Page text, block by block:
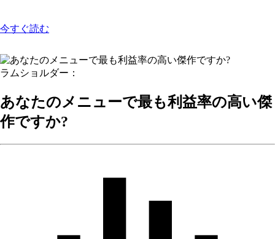
今すぐ読む
ラムショルダー：
あなたのメニューで最も利益率の高い傑
作ですか?